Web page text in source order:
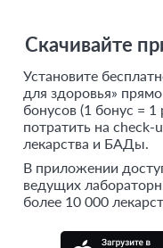
Скачивайте
Установите
для здоровья»
бонусов (1 бонус =
потратить на check-
лекарства и БАДы.
В приложении
ведущих
более 10 000